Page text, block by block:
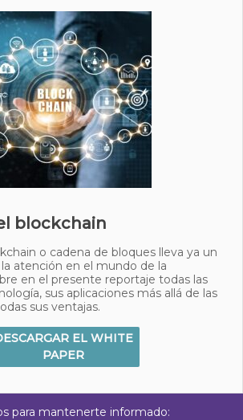
blockchain
o cadena de bloques lleva ya un
atención en el mundo de la
en el presente reportaje todas las
sus aplicaciones más allá de las
sus ventajas.
EL WHITE
PAPER
para mantenerte informado: